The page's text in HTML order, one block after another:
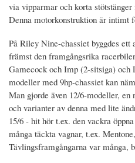
via vipparmar och korta
Denna motorkonstruktion är intimt
På Riley Nine-chassiet byggdes
främst den framgångsrika
Gamecock och Imp (2-sitsiga) och
modeller med 9hp-chassiet kan
Man gjorde även 12/6-modeller,
och varianter av denna med lite
15/6 - hit hör t.ex. den vackra
många täckta vagnar, t.ex.
Tävlingsframgångarna var många,